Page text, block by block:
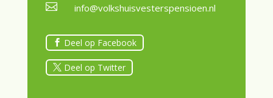
 info@volkshuisvesterspensioen.nl
Deel op Facebook
Deel op Twitter